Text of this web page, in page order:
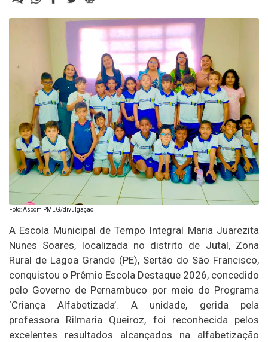
Foto: Ascom PMLG/divulgação
A Escola Municipal de Tempo Integral Maria Juarezita
Nunes Soares, localizada no distrito de Jutaí, Zona
Rural de Lagoa Grande (PE), Sertão do São Francisco,
conquistou o Prêmio Escola Destaque 2026, concedido
pelo Governo de Pernambuco por meio do Programa
‘Criança Alfabetizada’. A unidade, gerida pela
professora Rilmaria Queiroz, foi reconhecida pelos
excelentes resultados alcançados na alfabetização